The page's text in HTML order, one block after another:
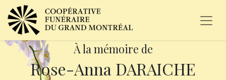
À la mémoire de
Rose-Anna DARAICHE